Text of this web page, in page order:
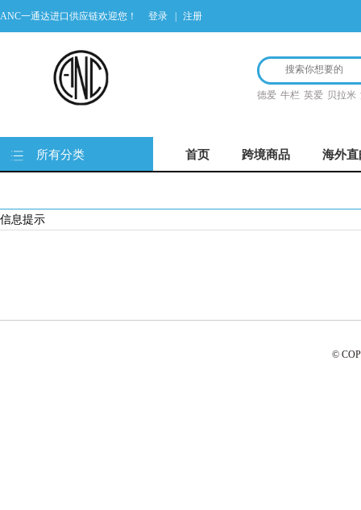
ANC一通达进口供应链欢迎您！ 登录 注册
德爱 牛栏 英爱 贝拉米
所有分类 首页 跨境商品 海外直
信息提示
©